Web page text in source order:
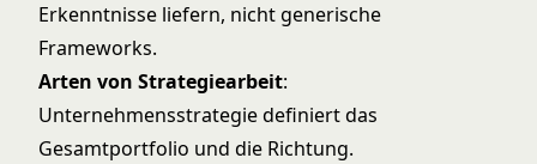
Erkenntnisse liefern, nicht generische
Frameworks.
Arten von Strategiearbeit:
Unternehmensstrategie definiert das
Gesamtportfolio und die Richtung.